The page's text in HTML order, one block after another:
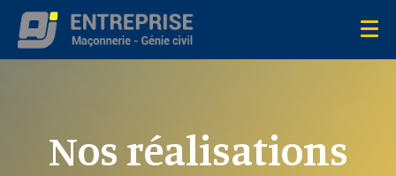
Nos réalisations